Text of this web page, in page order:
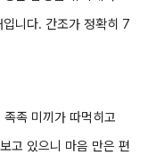
니다. 간조가 정확히 7
족 미끼가 따먹히고
고 있으니 마음 만은 편